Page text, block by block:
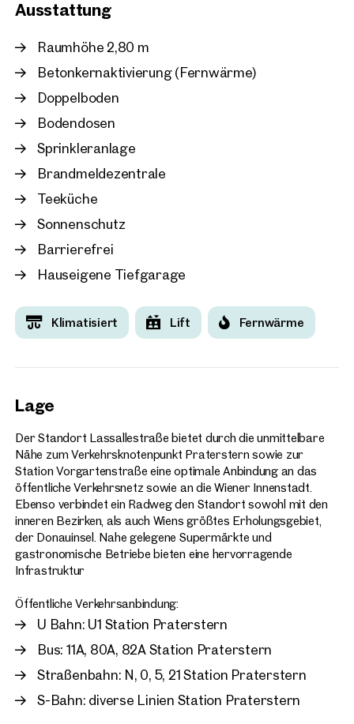
Ausstattung
Raumhöhe 2,80 m
Betonkernaktivierung (Fernwärme)
Doppelboden
Bodendosen
Sprinkleranlage
Brandmeldezentrale
Teeküche
Sonnenschutz
Barrierefrei
Hauseigene Tiefgarage
Klimatisiert Lift Fernwärme
Lage
Der Standort Lassallestraße bietet durch die unmittelbare
Nähe zum Verkehrsknotenpunkt Praterstern sowie zur
Station Vorgartenstraße eine optimale Anbindung an das
öffentliche Verkehrsnetz sowie an die Wiener Innenstadt.
Ebenso verbindet ein Radweg den Standort sowohl mit den
inneren Bezirken, als auch Wiens größtes Erholungsgebiet,
der Donauinsel. Nahe gelegene Supermärkte und
gastronomische Betriebe bieten eine hervorragende
Infrastruktur
Öffentliche Verkehrsanbindung:
U Bahn: U1 Station Praterstern
Bus: 11A, 80A, 82A Station Praterstern
Straßenbahn: N, 0, 5, 21 Station Praterstern
S-Bahn: diverse Linien Station Praterstern
Verfügbar Nach
€ 17,70 /m²/Monat netto